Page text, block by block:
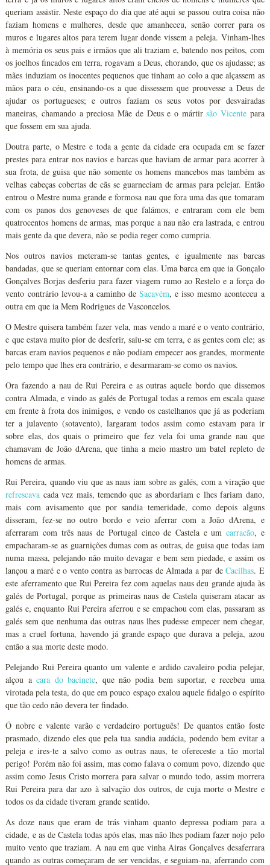
queriam assistir. Neste espaço do dia que até aqui se passou outra coisa não
faziam homens e mulheres, desde que amanheceu, senão correr para os
muros e lugares altos para terem lugar donde vissem a peleja. Vinham-lhes
à memória os seus pais e irmãos que ali traziam e, batendo nos peitos, com
os joelhos fincados em terra, rogavam a Deus, chorando, que os ajudasse; as
mães induziam os inocentes pequenos que tinham ao colo a que alçassem as
mãos para o céu, ensinando-os a que dissessem que prouvesse a Deus de
ajudar os portugueses; e outros faziam os seus votos por desvairadas
maneiras, chamando a preciosa Mãe de Deus e o mártirsão Vicentepara
que fossem em sua ajuda.
Doutra parte, o Mestre e toda a gente da cidade era ocupada em se fazer
prestes para entrar nos navios e barcas que haviam de armar para acorrer à
sua frota, de guisa que não somente os homens mancebos mas também as
velhas cabeças cobertas de cãs se guarneciam de armas para pelejar. Então
entrou o Mestre numa grande e formosa nau que fora uma das que tomaram
com os panos dos genoveses de que falámos, e entraram com ele bem
quatrocentos homens de armas, mas porque a nau não era lastrada, e entrou
mais gente da que devera, não se podia reger como cumpria.
Nos outros navios meteram-se tantas gentes, e igualmente nas barcas
bandadas, que se queriam entornar com elas. Uma barca em que ia Gonçalo
Gonçalves Borjas desferiu para fazer viagem rumo ao Restelo e a força do
vento contrário levou-a a caminho deSacavém, e isso mesmo aconteceu a
outra em que ia Mem Rodrigues de Vasconcelos.
O Mestre quisera também fazer vela, mas vendo a maré e o vento contrário,
e que estava muito pior de desferir, saiu-se em terra, e as gentes com ele; as
barcas eram navios pequenos e não podiam empecer aos grandes, mormente
pelo tempo que lhes era contrário, e desarmaram-se como os navios.
Ora fazendo a nau de Rui Pereira e as outras aquele bordo que dissemos
contra Almada, e vindo as galés de Portugal todas a remos em escala quase
em frente à frota dos inimigos, e vendo os castelhanos que já as poderiam
ter a julavento (sotavento), largaram todos assim como estavam para ir
sobre elas, dos quais o primeiro que fez vela foi uma grande nau que
chamavam de João dArena, que tinha a meio mastro um batel repleto de
homens de armas.
Rui Pereira, quando viu que as naus iam sobre as galés, com a viração que
refrescava cada vez mais, temendo que as abordariam e lhes fariam dano,
mais com avisamento que por sandia temeridade, como depois alguns
disseram, fez-se no outro bordo e veio aferrar com a João dArena, e
aferraram com três naus de Portugal cinco de Castela e um carracão, e
empacharam-se as guarnições dumas com as outras, de guisa que todas iam
numa massa, pelejando não muito devagar e bem sem piedade, e assim os
lançou a maré e o vento contra as barrocas de Almada a par deCacilhas. E
este aferramento que Rui Pereira fez com aquelas naus deu grande ajuda às
galés de Portugal, porque as primeiras naus de Castela quiseram atacar as
galés e, enquanto Rui Pereira aferrou e se empachou com elas, passaram as
galés sem que nenhuma das outras naus lhes pudesse empecer nem chegar,
mas a cruel fortuna, havendo já grande espaço que durava a peleja, azou
então a sua morte deste modo.
Pelejando Rui Pereira quanto um valente e ardido cavaleiro podia pelejar,
alçou acara do bacinete, que não podia bem suportar, e recebeu uma
virotada pela testa, do que em pouco espaço exalou aquele fidalgo o espírito
que tão cedo não devera ter findado.
Ó nobre e valente varão e verdadeiro português! De quantos então foste
prasmado, dizendo eles que pela tua sandia audácia, podendo bem evitar a
peleja e ires-te a salvo como as outras naus, te ofereceste a tão mortal
perigo! Porém não foi assim, mas como falava o comum povo, dizendo que
assim como Jesus Cristo morrera para salvar o mundo todo, assim morrera
Rui Pereira para dar azo à salvação dos outros, de cuja morte o Mestre e
todos os da cidade tiveram grande sentido.
As doze naus que eram de trás vinham quanto depressa podiam para a
cidade, e as de Castela todas após elas, mas não lhes podiam fazer nojo pelo
muito vento que traziam. A nau em que vinha Airas Gonçalves desaferrara
quando as outras começaram de ser vencidas, e seguiam-na, aferrando com